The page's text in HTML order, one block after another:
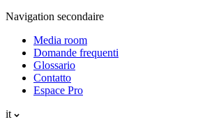
Navigation secondaire
Media room
Domande frequenti
Glossario
Contatto
Espace Pro
it